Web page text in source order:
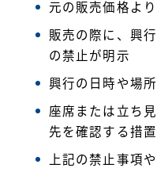
元の販売価格よ
販売の際に、興
の禁止が明示
興行の日時や場
座席または立ち
先を確認する措
上記の禁止事項